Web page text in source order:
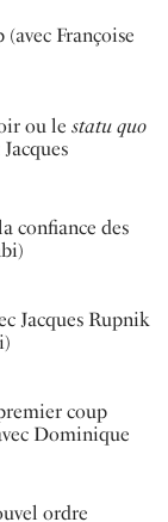
(avec Françoise
ou le statu quo
confiance des
Jacques Rupnik
coup
Dominique
ordre